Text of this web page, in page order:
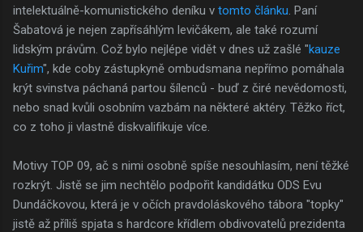
intelektuálně-komunistického deníku v tomto článku . Paní
Šabatová je nejen zapřísáhlým levičákem, ale také rozumí
lidským právům. Což bylo nejlépe vidět v dnes už zašlé "kauze
Kuřim", kde coby zástupkyně ombudsmana nepřímo pomáhala
krýt svinstva páchaná partou šílenců - buď z čiré nevědomosti,
nebo snad kvůli osobním vazbám na některé aktéry. Těžko říct,
co z toho ji vlastně diskvalifikuje více.
Motivy TOP 09, ač s nimi osobně spíše nesouhlasím, není těžké
rozkrýt. Jistě se jim nechtělo podpořit kandidátku ODS Evu
Dundáčkovou, která je v očích pravdoláskového tábora "topky"
jistě až příliš spjata s hardcore křídlem obdivovatelů prezidenta